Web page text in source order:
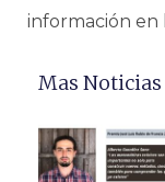
información en
Mas Noticias